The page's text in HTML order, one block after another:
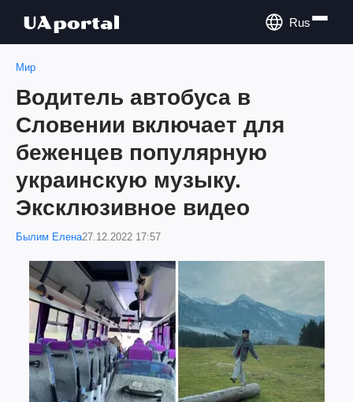
Rus
Мир
Водитель автобуса в
Словении включает для
беженцев популярную
украинскую музыку.
Эксклюзивное видео
Былим Елена27.12.2022 17:57